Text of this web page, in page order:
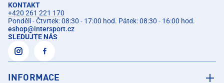
KONTAKT
+420 261 221 170
Pondělí - Čtvrtek: 08:30 - 17:00 hod. Pátek: 08:30 - 16:00 hod.
eshop@intersport.cz
SLEDUJTE NÁS
INFORMACE